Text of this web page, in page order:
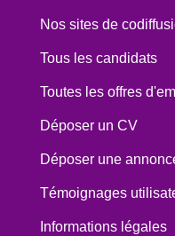
Nos sites de
Tous les candidats
Toutes les offres
Déposer un CV
Déposer une
Témoignages
Informations légales